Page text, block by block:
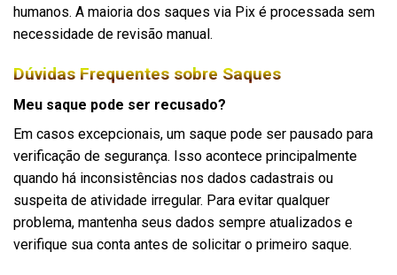
humanos. A maioria dos saques via Pix é processada sem
necessidade de revisão manual.
Dúvidas Frequentes sobre Saques
Meu saque pode ser recusado?
Em casos excepcionais, um saque pode ser pausado para
verificação de segurança. Isso acontece principalmente
quando há inconsistências nos dados cadastrais ou
suspeita de atividade irregular. Para evitar qualquer
problema, mantenha seus dados sempre atualizados e
verifique sua conta antes de solicitar o primeiro saque.